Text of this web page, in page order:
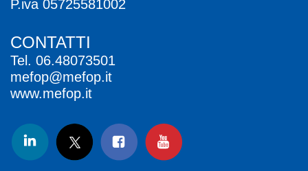
P.iva 05725581002
CONTATTI
Tel. 06.48073501
mefop@mefop.it
www.mefop.it